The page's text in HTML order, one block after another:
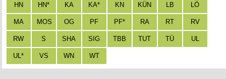
HN HN* KA KA* KN KÜN LB LÖ
MA MOS OG PF PF* RA RT RV
RW S SHA SIG TBB TUT TÜ UL
UL* VS WN WT